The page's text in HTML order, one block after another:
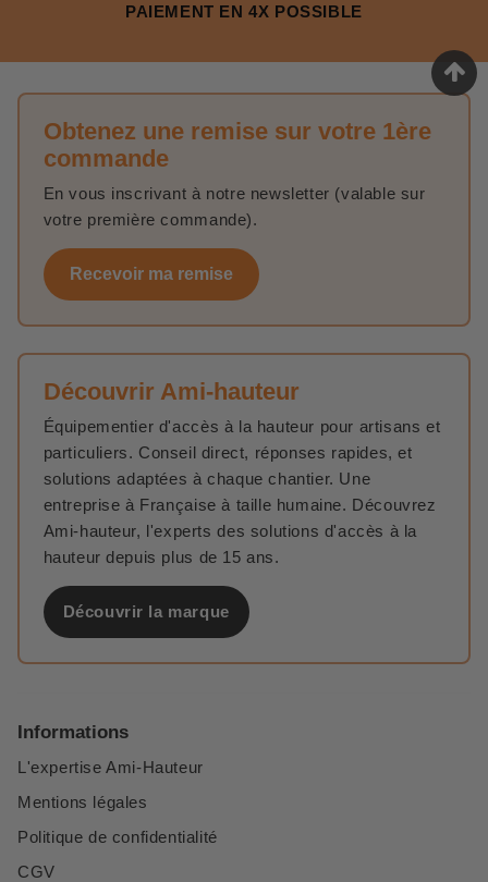
PAIEMENT EN 4X POSSIBLE
Obtenez une remise sur votre 1ère
commande
En vous inscrivant à notre newsletter (valable sur
votre première commande).
Recevoir ma remise
Découvrir Ami-hauteur
Équipementier d'accès à la hauteur pour artisans et
particuliers. Conseil direct, réponses rapides, et
solutions adaptées à chaque chantier. Une
entreprise à Française à taille humaine. Découvrez
Ami-hauteur, l'experts des solutions d'accès à la
hauteur depuis plus de 15 ans.
Découvrir la marque
Informations
L'expertise Ami-Hauteur
Mentions légales
Politique de confidentialité
CGV